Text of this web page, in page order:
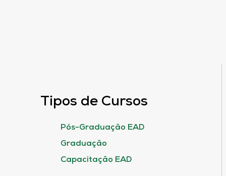
Tipos de Cursos
Pós-Graduação EAD
Graduação
Capacitação EAD